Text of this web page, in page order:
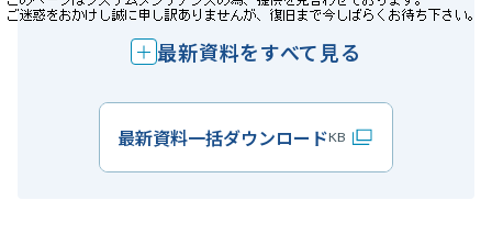
最新資料をすべて見る
最新資料一括ダウンロードKB